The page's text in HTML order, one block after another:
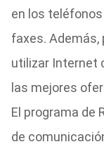
en los
faxes. Además,
utilizar Internet
las mejores
El programa de
de